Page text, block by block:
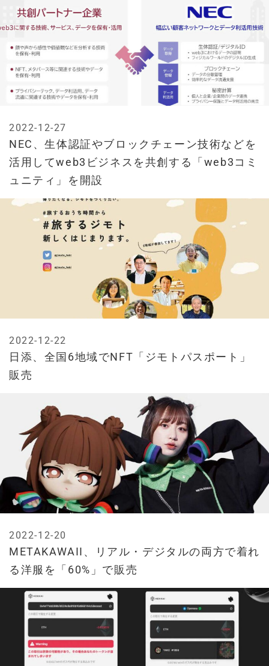
NEC、生体認証やブロックチェーン技術などを
活用してweb3ビジネスを共創する「web3コミ
ュニティ」を開設
2022-12-27
日添、全国6地域でNFT「ジモトパスポート」
販売
2022-12-22
METAKAWAII、リアル・デジタルの両方で着れ
る洋服を「60%」で販売
2022-12-20